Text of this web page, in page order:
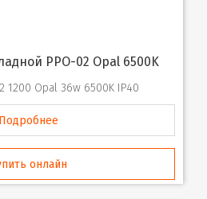
PPO-02 Opal 6500K
1200 Opal 36w 6500K IP40
Подробнее
онлайн